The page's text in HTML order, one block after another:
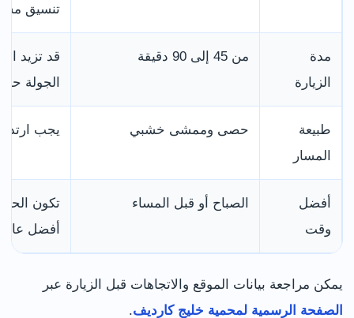
تنسيق
مدة
الزيارة
من 45 إلى 90 دقيقة
قد تزيد
الجولة
طبيعة
المسار
حصى وممشى خشبي يجب
أفضل
وقت
الصباح أو قبل المساء
تكون
أفضل
يمكن مراجعة بيانات الموقع والاتجاهات قبل الزيارة عبر
الصفحة الرسمية لمحمية خليج كارديف.